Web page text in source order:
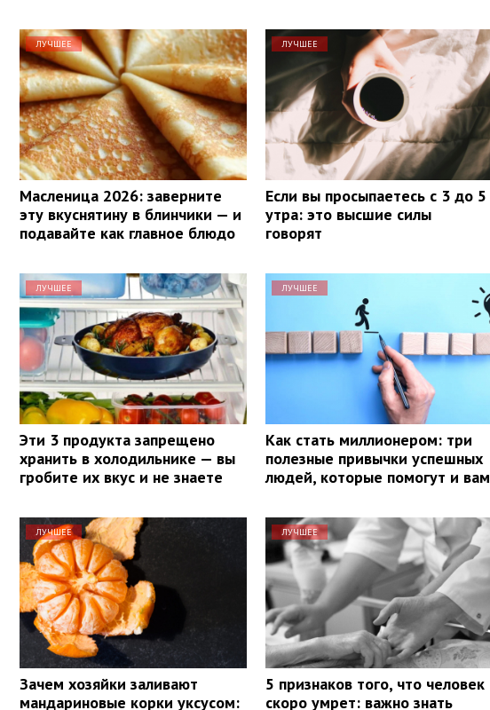
ЛУЧШЕЕ
Масленица 2026: заверните
эту вкуснятину в блинчики — и
подавайте как главное блюдо
ЛУЧШЕЕ
Если вы просыпаетесь с 3 до 5
утра: это высшие силы
говорят
ЛУЧШЕЕ
Эти 3 продукта запрещено
хранить в холодильнике — вы
гробите их вкус и не знаете
ЛУЧШЕЕ
Как стать миллионером: три
полезные привычки успешных
людей, которые помогут и вам
ЛУЧШЕЕ
Зачем хозяйки заливают
мандариновые корки уксусом:
ЛУЧШЕЕ
5 признаков того, что человек
скоро умрет: важно знать